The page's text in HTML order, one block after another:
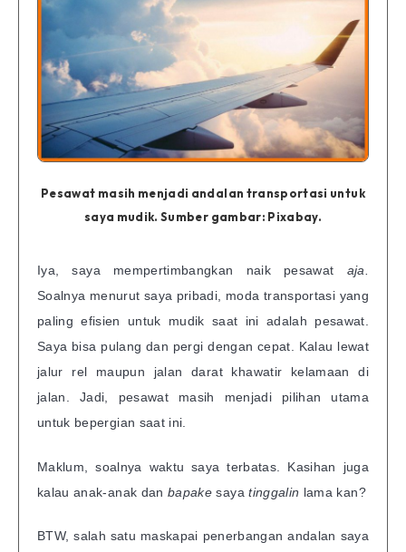
Pesawat masih menjadi andalan transportasi untuk
saya mudik. Sumber gambar: Pixabay.
Iya, saya mempertimbangkan naik pesawat aja.
Soalnya menurut saya pribadi, moda transportasi yang
paling efisien untuk mudik saat ini adalah pesawat.
Saya bisa pulang dan pergi dengan cepat. Kalau lewat
jalur rel maupun jalan darat khawatir kelamaan di
jalan. Jadi, pesawat masih menjadi pilihan utama
untuk bepergian saat ini.
Maklum, soalnya waktu saya terbatas. Kasihan juga
kalau anak-anak dan bapakesayatinggalin lama kan?
BTW, salah satu maskapai penerbangan andalan saya